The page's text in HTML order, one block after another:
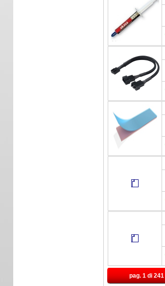
pag. 1 di 241